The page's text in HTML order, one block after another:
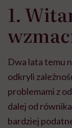
1.
Dwa lata temu
odkryli
problemami z
dalej od
bardziej